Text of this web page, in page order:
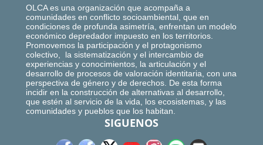
OLCA es una organización que acompaña a
comunidades en conflicto socioambiental, que en
condiciones de profunda asimetría, enfrentan un modelo
económico depredador impuesto en los territorios.
Promovemos la participación y el protagonismo
colectivo, la sistematización y el intercambio de
experiencias y conocimientos, la articulación y el
desarrollo de procesos de valoración identitaria, con una
perspectiva de género y de derechos. De esta forma
incidir en la construcción de alternativas al desarrollo,
que estén al servicio de la vida, los ecosistemas, y las
comunidades y pueblos que los habitan.
SIGUENOS